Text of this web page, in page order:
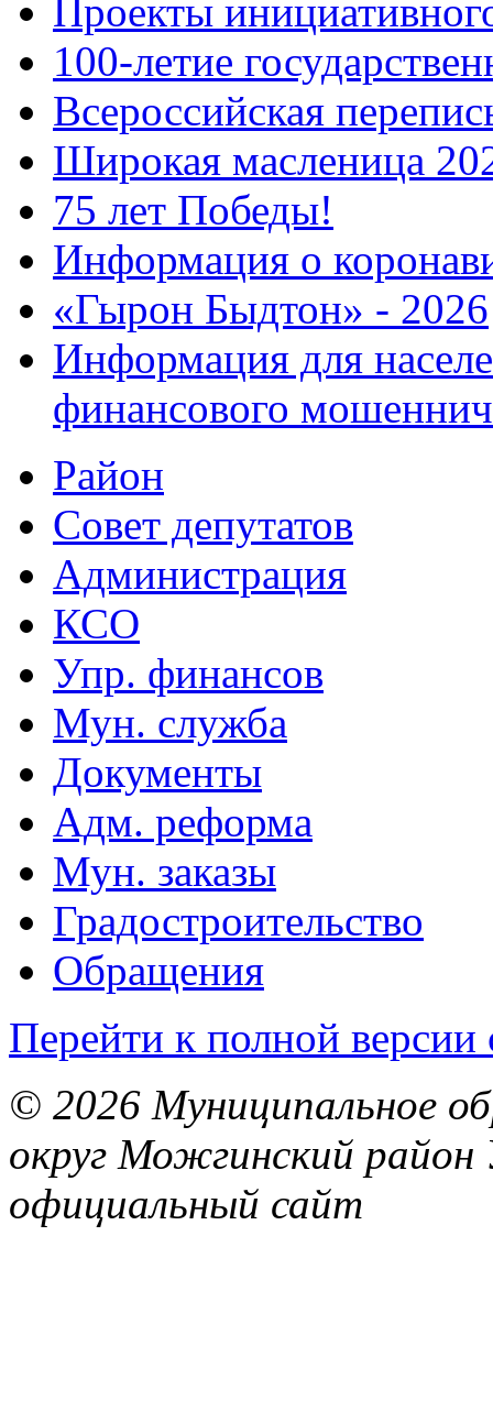
Проекты
100-летие
Всероссийская
Широкая масленица
75 лет Победы!
Информация о
«Гырон Быдтон» - 2026
Информация для
финансового
Район
Совет депутатов
Администрация
КСО
Упр. финансов
Мун. служба
Документы
Адм. реформа
Мун. заказы
Градостроительство
Обращения
Перейти к полной версии
© 2026 Муниципальное
округ Можгинский район
официальный сайт